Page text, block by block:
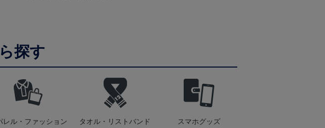
探す
レル・ファッション タオル・リストバンド スマホグッズ